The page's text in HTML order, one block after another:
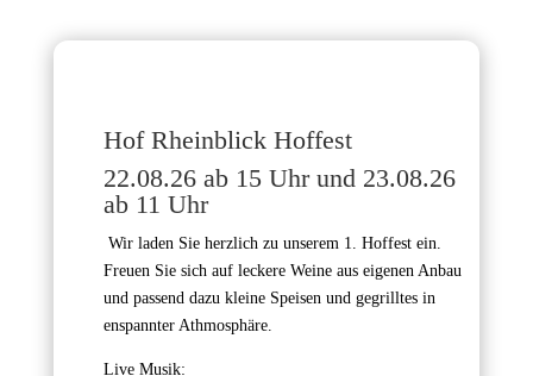
Hof Rheinblick Hoffest
22.08.26 ab 15 Uhr und 23.08.26
ab 11 Uhr
Wir laden Sie herzlich zu unserem 1. Hoffest ein.
Freuen Sie sich auf leckere Weine aus eigenen Anbau
und passend dazu kleine Speisen und gegrilltes in
enspannter Athmosphäre.
Live Musik: